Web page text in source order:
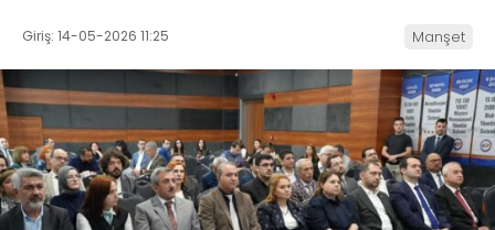
Giriş: 14-05-2026 11:25 Manşet